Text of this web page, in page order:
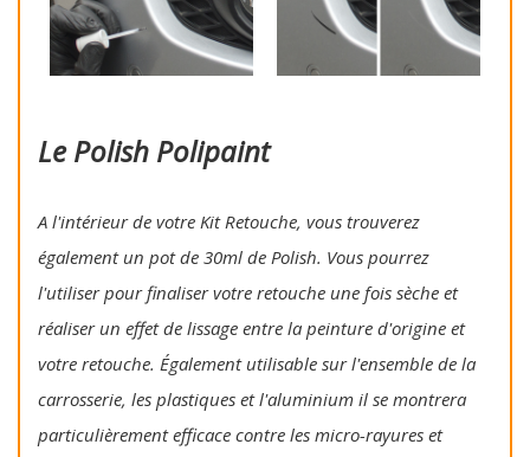
Le Polish Polipaint
A l'intérieur de votre Kit Retouche, vous trouverez
également un pot de 30ml de Polish. Vous pourrez
l'utiliser pour finaliser votre retouche une fois sèche et
réaliser un effet de lissage entre la peinture d'origine et
votre retouche. Également utilisable sur l'ensemble de la
carrosserie, les plastiques et l'aluminium il se montrera
particulièrement efficace contre les micro-rayures et